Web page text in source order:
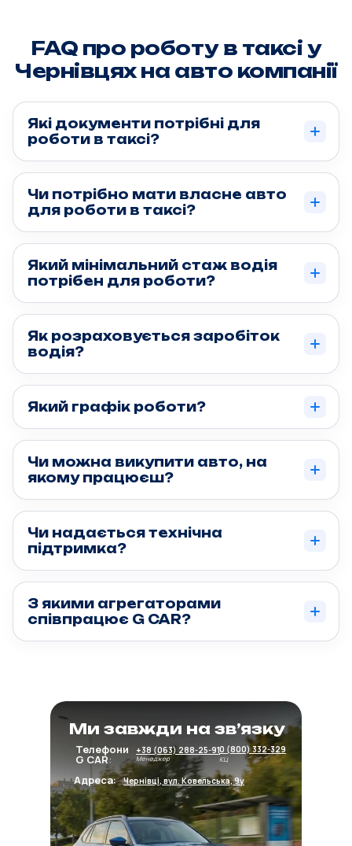
FAQ про роботу в таксі у
Чернівцях на авто компанії
Які документи потрібні для
роботи в таксі?
Чи потрібно мати власне авто
для роботи в таксі?
Який мінімальний стаж водія
потрібен для роботи?
Як розраховується заробіток
водія?
Який графік роботи?
Чи можна викупити авто, на
якому працюєш?
Чи надається технічна
підтримка?
З якими агрегаторами
співпрацює G CAR?
Ми завжди на зв’язку
0 (800) 332-329
+38 (063) 288-25-91
КЦ
Менеджер
Телефони
G CAR:
Чернівці, вул. Ковельська, 9у
Адреса: